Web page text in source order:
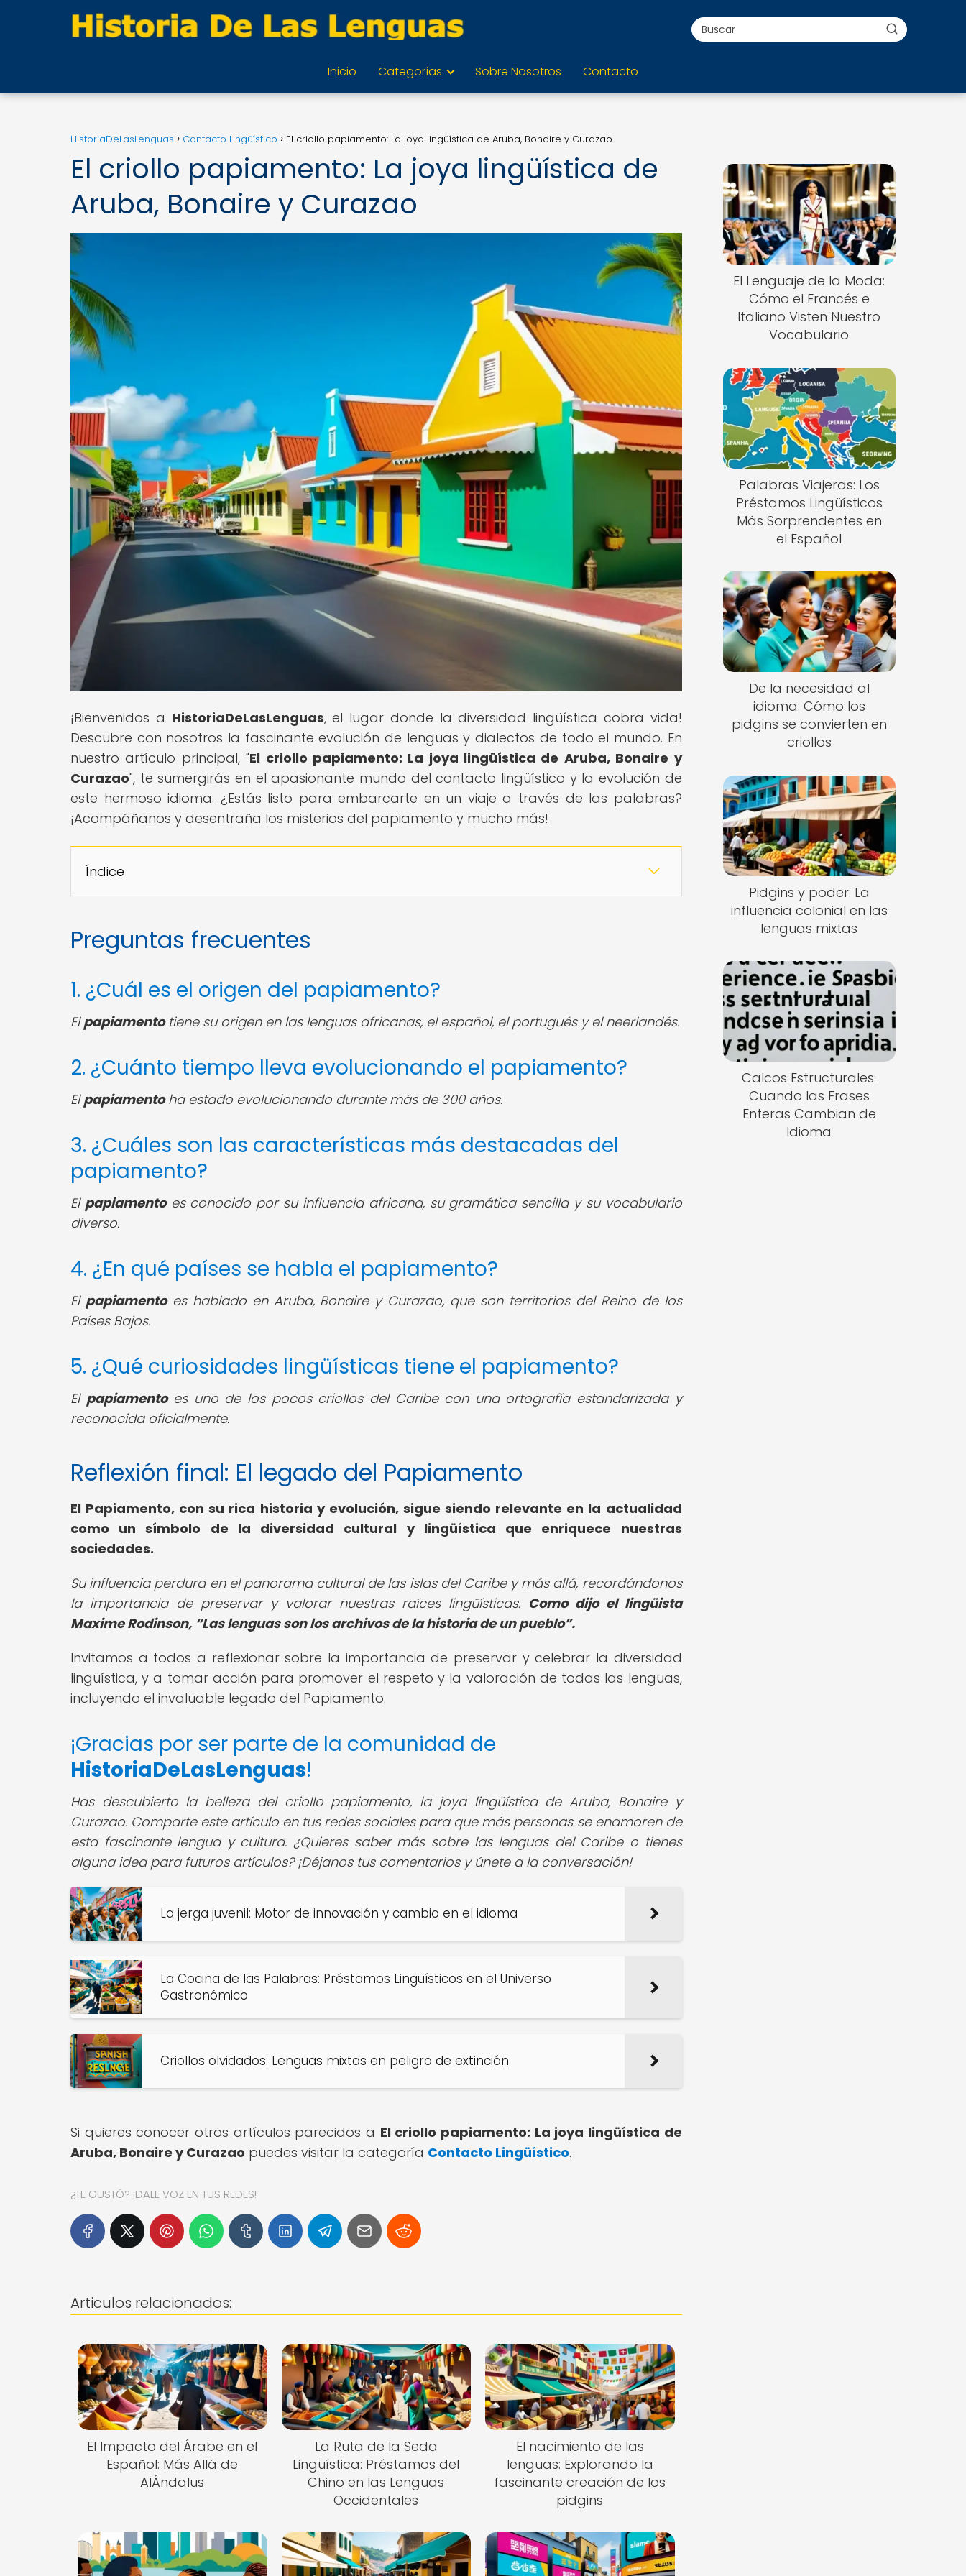
Inicio Categorías Sobre Nosotros Contacto
HistoriaDeLasLenguas Contacto Lingüístico El criollo papiamento: La joya lingüística de Aruba, Bonaire y Curazao
El criollo papiamento: La joya lingüística de
Aruba, Bonaire y Curazao
¡Bienvenidos a HistoriaDeLasLenguas, el lugar donde la diversidad lingüística cobra vida!
Descubre con nosotros la fascinante evolución de lenguas y dialectos de todo el mundo. En
nuestro artículo principal, "El criollo papiamento: La joya lingüística de Aruba, Bonaire y
Curazao", te sumergirás en el apasionante mundo del contacto lingüístico y la evolución de
este hermoso idioma. ¿Estás listo para embarcarte en un viaje a través de las palabras?
¡Acompáñanos y desentraña los misterios del papiamento y mucho más!
Índice
Preguntas frecuentes
1. ¿Cuál es el origen del papiamento?
Elpapiamentotiene su origen en las lenguas africanas, el español, el portugués y el neerlandés.
2. ¿Cuánto tiempo lleva evolucionando el papiamento?
Elpapiamentoha estado evolucionando durante más de 300 años.
3. ¿Cuáles son las características más destacadas del
papiamento?
El papiamentoes conocido por su influencia africana, su gramática sencilla y su vocabulario
diverso.
4. ¿En qué países se habla el papiamento?
El papiamentoes hablado en Aruba, Bonaire y Curazao, que son territorios del Reino de los
Países Bajos.
5. ¿Qué curiosidades lingüísticas tiene el papiamento?
El papiamentoes uno de los pocos criollos del Caribe con una ortografía estandarizada y
reconocida oficialmente.
Reflexión final: El legado del Papiamento
El Papiamento, con su rica historia y evolución, sigue siendo relevante en la actualidad
como un símbolo de la diversidad cultural y lingüística que enriquece nuestras
sociedades.
Su influencia perdura en el panorama cultural de las islas del Caribe y más allá, recordándonos
la importancia de preservar y valorar nuestras raíces lingüísticas. Como dijo el lingüista
Maxime Rodinson, Las lenguas son los archivos de la historia de un pueblo .
Invitamos a todos a reflexionar sobre la importancia de preservar y celebrar la diversidad
lingüística, y a tomar acción para promover el respeto y la valoración de todas las lenguas,
incluyendo el invaluable legado del Papiamento.
¡Gracias por ser parte de la comunidad de
HistoriaDeLasLenguas!
Has descubierto la belleza del criollo papiamento, la joya lingüística de Aruba, Bonaire y
Curazao. Comparte este artículo en tus redes sociales para que más personas se enamoren de
esta fascinante lengua y cultura. ¿Quieres saber más sobre las lenguas del Caribe o tienes
alguna idea para futuros artículos? ¡Déjanos tus comentarios y únete a la conversación!
La jerga juvenil: Motor de innovación y cambio en el idioma
La Cocina de las Palabras: Préstamos Lingüísticos en el Universo
Gastronómico
Criollos olvidados: Lenguas mixtas en peligro de extinción
Si quieres conocer otros artículos parecidos a El criollo papiamento: La joya lingüística de
Aruba, Bonaire y Curazao puedes visitar la categoría Contacto Lingüístico.
¿TE GUSTÓ? ¡DALE VOZ EN TUS REDES!
Articulos relacionados:
El Impacto del Árabe en el
Español: Más Allá de
AlÁndalus
La Ruta de la Seda
Lingüística: Préstamos del
Chino en las Lenguas
Occidentales
El nacimiento de las
lenguas: Explorando la
fascinante creación de los
pidgins
El Lenguaje de la Moda:
Cómo el Francés e
Italiano Visten Nuestro
Vocabulario
Palabras Viajeras: Los
Préstamos Lingüísticos
Más Sorprendentes en
el Español
De la necesidad al
idioma: Cómo los
pidgins se convierten en
criollos
Pidgins y poder: La
influencia colonial en las
lenguas mixtas
Calcos Estructurales:
Cuando las Frases
Enteras Cambian de
Idioma